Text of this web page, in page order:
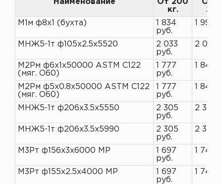
Наименование
От 200
кг.
От
М1м ф8х1 (бухта)
1 834
руб.
1 993
МНЖ5-1т ф105х2.5х5520
2 033
руб.
2 090
М2Рм ф6х1х50000 ASTM C122
(мяг. O60)
1 777
руб.
1 845
М2Рм ф5х0.8х50000 ASTM C122
(мяг. O60)
1 777
руб.
1 845
МНЖ5-1т ф206х3.5х5550
2 305
руб.
2 370
МНЖ5-1т ф206х3.5х5990
2 305
руб.
2 370
М3Рт ф156х3х6000 МР
1 697
руб.
1 745
М3Рт ф155х2.5х4000 МР
1 697
руб.
1 745